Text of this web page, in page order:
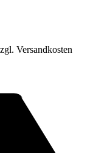
Versandkosten